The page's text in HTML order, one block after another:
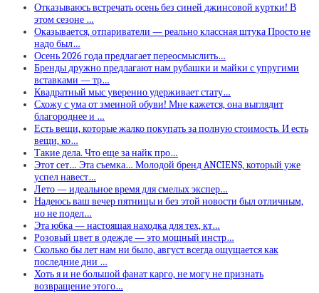
Отказываюсь встречать осень без синей джинсовой куртки! В
этом сезоне …
Оказывается, отпариватели — реально классная штука Просто не
надо был…
Осень 2026 года предлагает переосмыслить…
Бренды дружно предлагают нам рубашки и майки с упругими
вставками — тр…
Квадратный мыс уверенно удерживает стату…
Схожу с ума от змеиной обуви! Мне кажется, она выглядит
благороднее и …
Есть вещи, которые жалко покупать за полную стоимость. И есть
вещи, ко…
Такие дела. Что еще за найк про…
Этот сет… Эта съемка… Молодой бренд ANCIENS, который уже
успел навест…
Лето — идеальное время для смелых экспер…
Надеюсь ваш вечер пятницы и без этой новости был отличным,
но не подел…
Эта юбка — настоящая находка для тех, кт…
Розовый цвет в одежде — это мощный инстр…
Сколько бы лет нам ни было, август всегда ощущается как
последние дни …
Хоть я и не большой фанат карго, не могу не признать
возвращение этого…